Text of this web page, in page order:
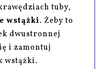
tuby,
wstążki. Żeby to
dwustronnej
i zamontuj
wstążki.